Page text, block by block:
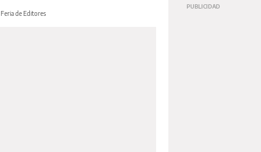
Feria de Editores